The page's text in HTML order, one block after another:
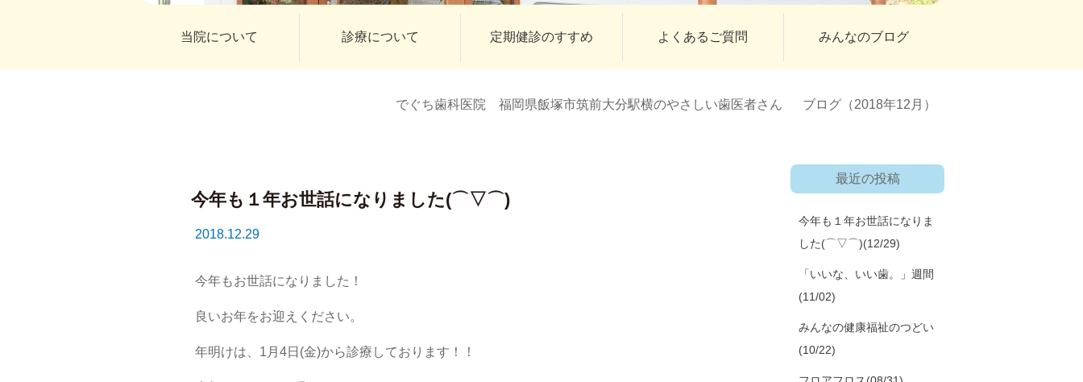
当院について 診療について 定期健診のすすめ よくあるご質問 みんなのブログ
でぐち歯科医院 福岡県飯塚市筑前大分駅横のやさしい歯医者さん ブログ（2018年12月）
今年も１年お世話になりました(⌒▽⌒)
2018.12.29
今年もお世話になりました！
良いお年をお迎えください。
年明けは、1月4日(金)から診療しております！！
最近の投稿
今年も１年お世話になりま
した(⌒▽⌒)(12/29)
「いいな、いい歯。」週間
(11/02)
みんなの健康福祉のつどい
(10/22)